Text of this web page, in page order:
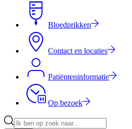
Bloedprikken
Contact en locaties
Patiënteninformatie
Op bezoek